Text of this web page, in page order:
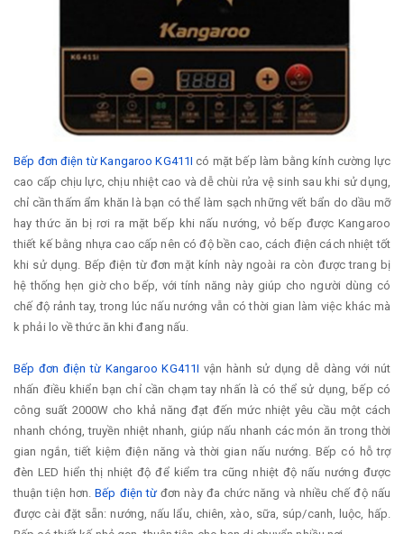
Bếp đơn điện từ Kangaroo KG411I có mặt bếp làm bằng kính cường lực
cao cấp chịu lực, chịu nhiệt cao và dễ chùi rửa vệ sinh sau khi sử dụng,
chỉ cần thấm ẩm khăn là bạn có thể làm sạch những vết bẩn do dầu mỡ
hay thức ăn bị rơi ra mặt bếp khi nấu nướng, vỏ bếp được Kangaroo
thiết kế bằng nhựa cao cấp nên có độ bền cao, cách điện cách nhiệt tốt
khi sử dụng. Bếp điện từ đơn mặt kính này ngoài ra còn được trang bị
hệ thống hẹn giờ cho bếp, với tính năng này giúp cho người dùng có
chế độ rảnh tay, trong lúc nấu nướng vẫn có thời gian làm việc khác mà
k phải lo về thức ăn khi đang nấu.
Bếp đơn điện từ Kangaroo KG411I vận hành sử dụng dễ dàng với nút
nhấn điều khiển bạn chỉ cần chạm tay nhấn là có thể sử dụng, bếp có
công suất 2000W cho khả năng đạt đến mức nhiệt yêu cầu một cách
nhanh chóng, truyền nhiệt nhanh, giúp nấu nhanh các món ăn trong thời
gian ngắn, tiết kiệm điện năng và thời gian nấu nướng. Bếp có hỗ trợ
đèn LED hiển thị nhiệt độ để kiểm tra cũng nhiệt độ nấu nướng được
thuận tiện hơn.Bếp điện từ đơn này đa chức năng và nhiều chế độ nấu
được cài đặt sẵn: nướng, nấu lẩu, chiên, xào, sữa, súp/canh, luộc, hấp.